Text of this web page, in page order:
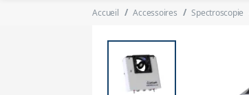
Accueil Accessoires Spectroscopie